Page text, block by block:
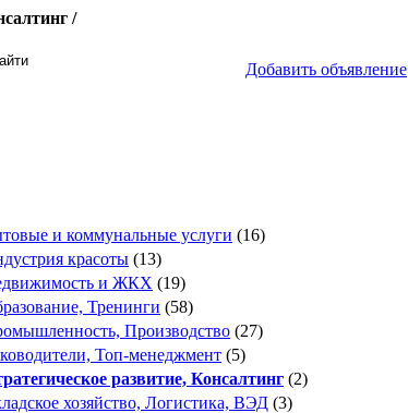
/
Добавить объявление
и коммунальные услуги (16)
красоты (13)
и ЖКХ (19)
Тренинги (58)
Производство (27)
Топ-менеджмент (5)
развитие, Консалтинг (2)
хозяйство, Логистика, ВЭД (3)